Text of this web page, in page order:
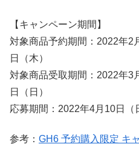
【キャンペーン期間】
対象商品予約期間：2022年2
日（木）
対象商品受取期間：2022年3
日（日）
応募期間：2022年4月10日（
参考： GH6 予約購入限定 キ